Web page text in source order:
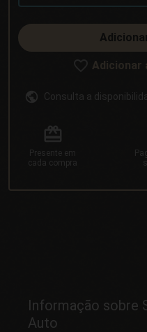
Adicionar
Consulta a
Presente em
cada compra
Informação sobre
Auto